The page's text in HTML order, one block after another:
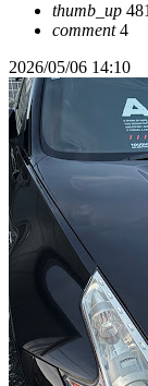
thumb_up 481
comment4
2026/05/06 14:10